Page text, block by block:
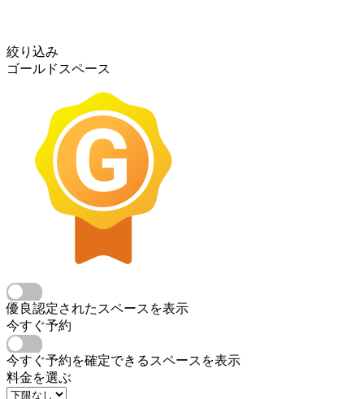
絞り込み
ゴールドスペース
優良認定されたスペースを表示
今すぐ予約
今すぐ予約を確定できるスペースを表示
料金を選ぶ